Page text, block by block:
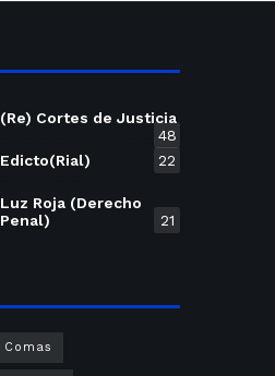
(Re) Cortes de Justicia
48
Edicto(Rial)
22
Luz Roja (Derecho
Penal)
21
Comas